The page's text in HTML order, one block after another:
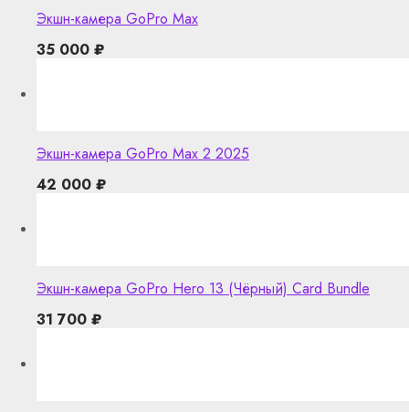
Экшн-камера GoPro Max
35 000 ₽
Экшн-камера GoPro Max 2 2025
42 000 ₽
Экшн-камера GoPro Hero 13 (Чёрный) Card Bundle
31 700 ₽